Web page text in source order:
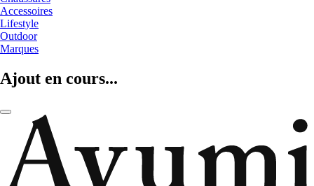
Accessoires
Lifestyle
Outdoor
Marques
Ajout en cours...